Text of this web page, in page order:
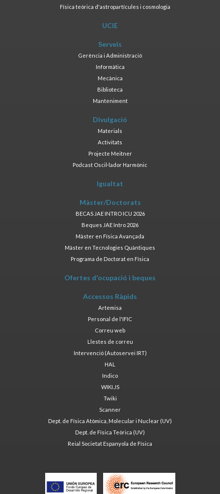
Física teòrica d'astropartícules i cosmologia
UCIE
Serveis
Gerència i Administració
Informàtica
Mecànica
Biblioteca
Manteniment
Divulgació
Materials
Activitats
Projecte Meitner
Podcast Oscil·lador Harmònic
Igualtat
Màster/Doctorats
BECAS JAE INTRO ICU 2026
Beques JAE Intro 2026
Màster en Física Avançada
Màster en Tecnologies Quàntiques
Programa de Doctorat en Física
Ofertes d'ocupació i beques
Accessos Ràpids
Artemisa
Personal de l'IFIC
Correu web
Llestes de correu
Intervenció (Autoservei IRT)
HAL
Indico
WIKI.JS
Twiki
Scanner
Dept. de Física Atòmica, Molecular i Nuclear (UV)
Dept. de Física Teòrica (UV)
Reial Societat Espanyola de Física